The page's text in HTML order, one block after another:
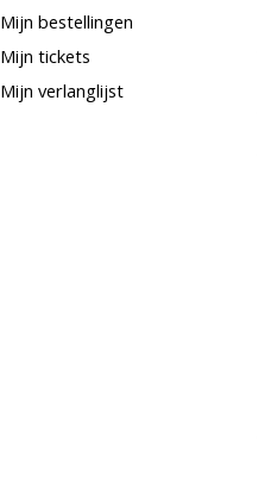
Mijn bestellingen
Mijn tickets
Mijn verlanglijst